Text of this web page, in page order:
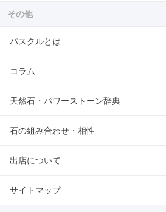
その他
パスクルとは
コラム
天然石・パワーストーン辞典
石の組み合わせ・相性
出店について
サイトマップ